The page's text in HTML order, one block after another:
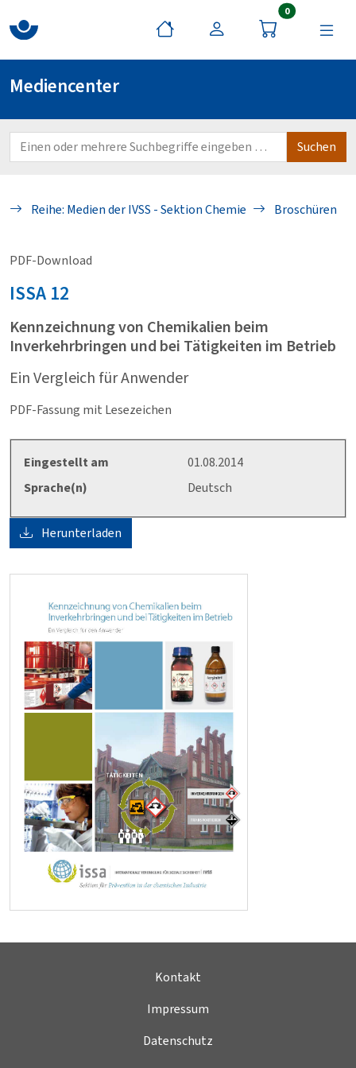
0Artikel im
Mediencenter
Reihe: Medien der IVSS - Sektion Chemie Broschüren
PDF-Download
ISSA 12
Kennzeichnung von Chemikalien beim
Inverkehrbringen und bei Tätigkeiten im Betrieb
Ein Vergleich für Anwender
PDF-Fassung mit Lesezeichen
Eingestellt am
01.08.2014
Sprache(n)
Deutsch
Herunterladen
Kontakt
Impressum
Datenschutz